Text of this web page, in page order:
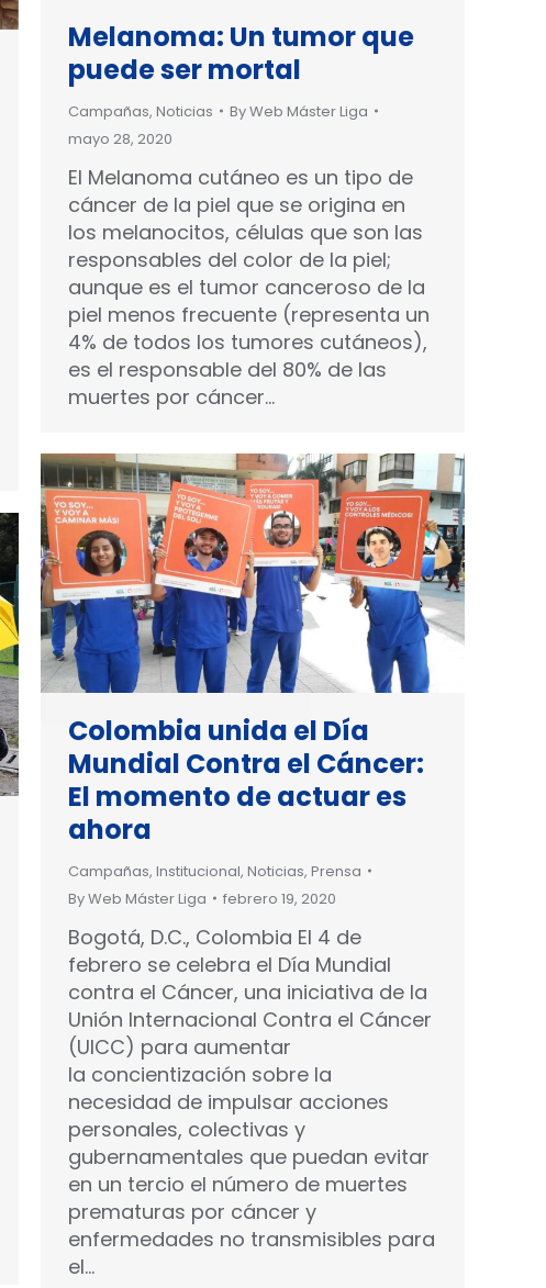
Melanoma: Un tumor que
puede ser mortal
Campañas, Noticias ByWeb Máster Liga
mayo 28, 2020
El Melanoma cutáneo es un tipo de
cáncer de la piel que se origina en
los melanocitos, células que son las
responsables del color de la piel;
aunque es el tumor canceroso de la
piel menos frecuente (representa un
4% de todos los tumores cutáneos),
es el responsable del 80% de las
muertes por cáncer…
Colombia unida el Día
Mundial Contra el Cáncer:
El momento de actuar es
ahora
Campañas, Institucional, Noticias, Prensa
ByWeb Máster Liga febrero 19, 2020
Bogotá, D.C., Colombia El 4 de
febrero se celebra el Día Mundial
contra el Cáncer, una iniciativa de la
Unión Internacional Contra el Cáncer
(UICC) para aumentar
la concientización sobre la
necesidad de impulsar acciones
personales, colectivas y
gubernamentales que puedan evitar
en un tercio el número de muertes
prematuras por cáncer y
enfermedades no transmisibles para
el…